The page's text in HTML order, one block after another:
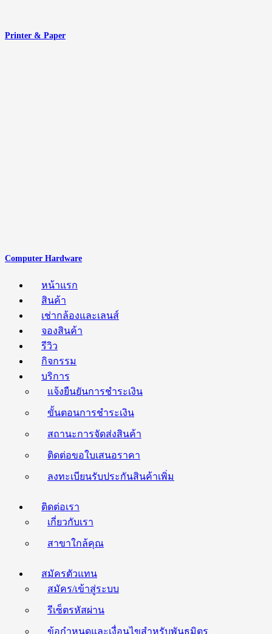
Printer & Paper
Computer Hardware
หน้าแรก
สินค้า
เช่ากล้องและเลนส์
จองสินค้า
รีวิว
กิจกรรม
บริการ
แจ้งยืนยันการชำระเงิน
ขั้นตอนการชำระเงิน
สถานะการจัดส่งสินค้า
ติดต่อขอใบเสนอราคา
ลงทะเบียนรับประกันสินค้าเพิ่ม
ติดต่อเรา
เกี่ยวกับเรา
สาขาใกล้คุณ
สมัครตัวแทน
สมัคร/เข้าสู่ระบบ
รีเซ็ตรหัสผ่าน
ข้อกำหนดและเงื่อนไขสำหรับพันธมิตร